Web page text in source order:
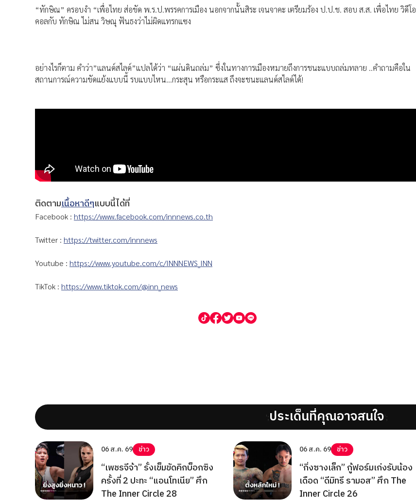
“ทักษิณ” ครอบงำ “เพื่อไทย ส่อขัด พ.ร.ป.พรรคการเมือง นอกจากนั้นสิระ เจนจาคะ เตรียมร้อง ป.ป.ช. สอบ ส.ส. เพื่อไทย วิดีโอ
คอลกับ ทักษิณ ไม่สน วิษณุ ฟันธงว่าไม่ผิดแทรกแซง
อย่างไรก็ตาม คำว่า”แลนด์สไลด์”แปลได้ว่า “แผ่นดินถล่ม” ซึ่งในทางการเมืองหมายถึงการชนะแบบถล่มทลาย ..คำถามคือใน
สถานการณ์ความขัดแย้งแบบนี้ รบแบบไหน…กระสุน หรือกระแส ถึงจะชนะแลนด์สไลด์ได้!
ติดตามเนื้อหาดีๆแบบนี้ได้ที่
Facebook : https://www.facebook.com/innnews.co.th
Twitter : https://twitter.com/innnews
Youtube : https://www.youtube.com/c/INNNEWS_INN
TikTok : https://www.tiktok.com/@inn_news
';ประเด็นที่คุณอาจสนใจ';
06 ส.ค. 69 ข่าว
“เพชรจีจ้า” รั้งเข็มขัดคิกบ็อกซิง
ครั้งที่ 2 ปะทะ “แอนโทเนีย” ศึก
The Inner Circle 28
06 ส.ค. 69 ข่าว
“กิ่งซางเล็ก” กู้ฟอร์มเก่งรับน้อง
เดือด “ดีมิทรี รามอส” ศึก The
Inner Circle 26